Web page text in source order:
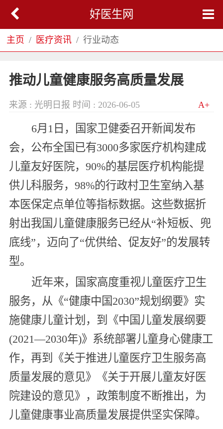
好医生网
主页 医疗资讯 行业动态
推动儿童健康服务高质量发展
来源 : 光明日报 时间 : 2026-06-05 A+
6月1日，国家卫健委召开新闻发布
会，公布全国已有3000多家医疗机构建成
儿童友好医院，90%的基层医疗机构能提
供儿科服务，98%的行政村卫生室纳入基
本医保定点单位等指标数据。这些数据折
射出我国儿童健康服务已经从“补短板、兜
底线”，迈向了“优供给、促友好”的发展转
型。
近年来，国家高度重视儿童医疗卫生
服务，从《“健康中国2030”规划纲要》实
施健康儿童计划，到《中国儿童发展纲要
(2021—2030年)》系统部署儿童身心健康工
作，再到《关于推进儿童医疗卫生服务高
质量发展的意见》《关于开展儿童友好医
院建设的意见》，政策制度不断推出，为
儿童健康事业高质量发展提供坚实保障。